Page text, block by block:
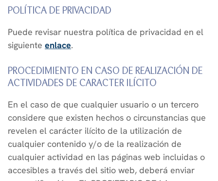
POLÍTICA DE PRIVACIDAD
Puede revisar nuestra política de privacidad en el
siguiente enlace.
PROCEDIMIENTO EN CASO DE REALIZACIÓN DE
ACTIVIDADES DE CARACTER ILÍCITO
En el caso de que cualquier usuario o un tercero
considere que existen hechos o circunstancias que
revelen el carácter ilícito de la utilización de
cualquier contenido y/o de la realización de
cualquier actividad en las páginas web incluidas o
accesibles a través del sitio web, deberá enviar